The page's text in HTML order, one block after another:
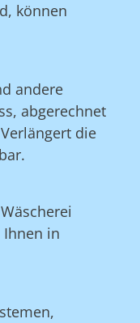
können
andere
abgerechnet
die
in